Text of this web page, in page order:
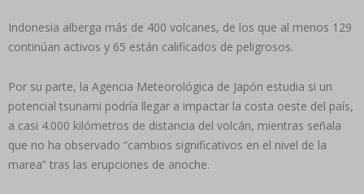
Indonesia alberga más de 400 volcanes, de los que al menos 129
continúan activos y 65 están calificados de peligrosos.
Por su parte, la Agencia Meteorológica de Japón estudia si un
potencial tsunami podría llegar a impactar la costa oeste del país,
a casi 4.000 kilómetros de distancia del volcán, mientras señala
que no ha observado “cambios significativos en el nivel de la
marea” tras las erupciones de anoche.